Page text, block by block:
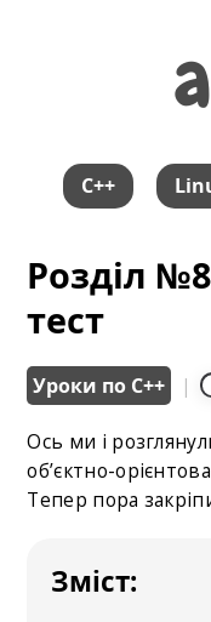
C++
Розділ
тест
Уроки по С++ |
Ось ми і
об’єктно-
Тепер пора
Зміст: